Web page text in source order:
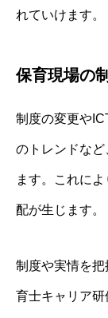
れていけます。
保育現場の
制度の変更や
のトレンドな
ます。これに
配が生じます。
制度や実情を
育士キャリア